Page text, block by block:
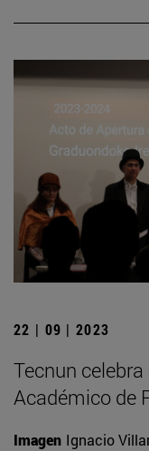
22 | 09 | 2023
Tecnun
Académico de
Imagen Ignacio